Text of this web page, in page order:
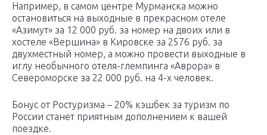
Например, в самом центре Мурманска можно
остановиться на выходные в прекрасном отеле
«Азимут» за 12 000 руб. за номер на двоих или в
хостеле «Вершина» в Кировске за 2576 руб. за
двухместный номер, а можно провести выходные в
иглу необычного отеля-глемпинга «Аврора» в
Североморске за 22 000 руб. на 4-х человек.
Бонус от Ростуризма – 20% кэшбек за туризм по
России станет приятным дополнением к вашей
поездке.